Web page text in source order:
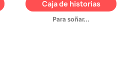
Caja de historias
Para soñar...
de historias.